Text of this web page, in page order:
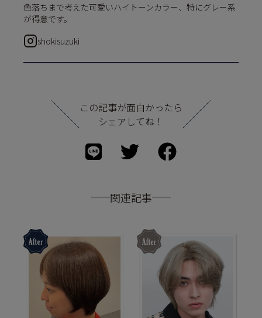
色落ちまで考えた可愛いハイトーンカラー、特にグレー系
が得意です。
shokisuzuki
この記事が面白かったら
シェアしてね！
関連記事